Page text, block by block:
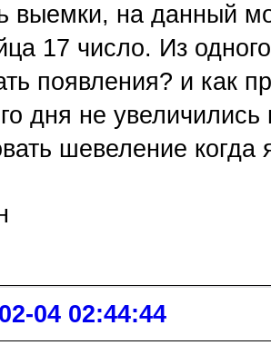
выемки, на данный
17 число. Из
появления? и как
дня не
шевеление
04 02:44:44